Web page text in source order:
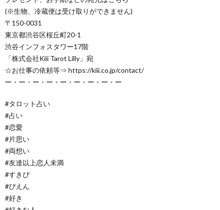
(※生物、冷蔵便は受け取りができません)
〒150-0031
東京都渋谷区桜丘町20-1
渋谷インフォスタワー17階
「株式会社Kiii Tarot Lilly」宛
☆お仕事の依頼等⇒ https://kiii.co.jp/contact/
ー・ー・ー・ー・ー・ー・ー・ー・ー
#タロット占い
#占い
#恋愛
#片思い
#両想い
#友達以上恋人未満
#すきぴ
#ぴえん
#好き